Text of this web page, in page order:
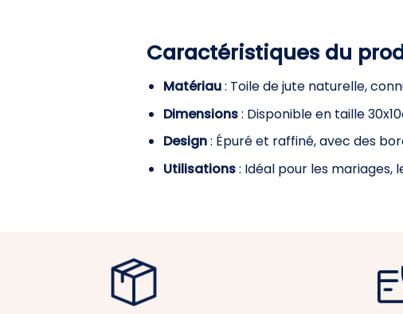
Caractéristiques du
Matériau: Toile de jute naturelle,
Dimensions: Disponible en taille
Design: Épuré et raffiné, avec des
Utilisations: Idéal pour les mariages,